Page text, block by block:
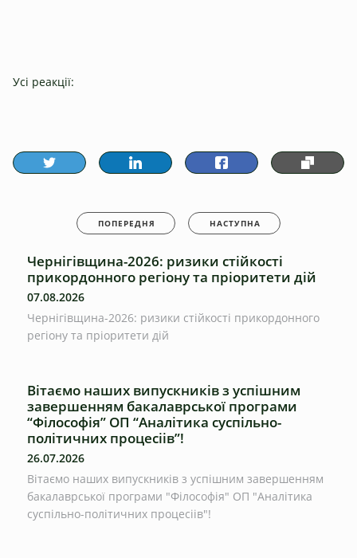
Усі реакції:
ПОПЕРЕДНЯ НАСТУПНА
Чернігівщина-2026: ризики стійкості
прикордонного регіону та пріоритети дій
07.08.2026
Чернігівщина-2026: ризики стійкості прикордонного
регіону та пріоритети дій
Вітаємо наших випускників з успішним
завершенням бакалаврської програми
“Філософія” ОП “Аналітика суспільно-
політичних процесіів”!
26.07.2026
Вітаємо наших випускників з успішним завершенням
бакалаврської програми "Філософія" ОП "Аналітика
суспільно-політичних процесіів"!